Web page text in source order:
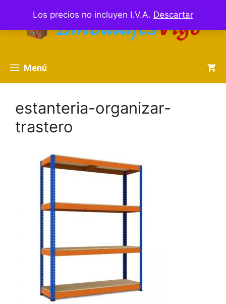
Los precios no incluyen I.V.A. Descartar
contenido
Menú
estanteria-organizar-
trastero